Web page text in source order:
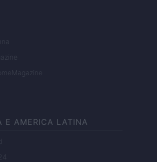
E AMERICA LATINA